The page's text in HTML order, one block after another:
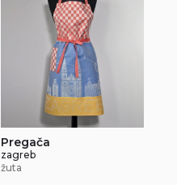
Pregača
zagreb
žuta